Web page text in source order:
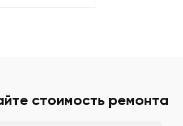
стоимость ремонта